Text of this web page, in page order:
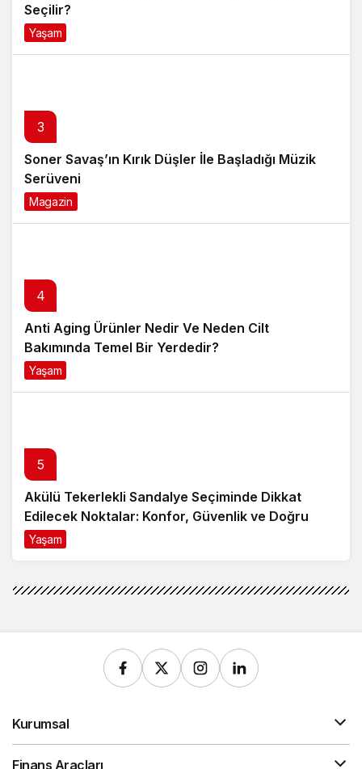
Seçilir?
Yaşam
3
Soner Savaş’ın Kırık Düşler İle Başladığı Müzik
Serüveni
Magazin
4
Anti Aging Ürünler Nedir Ve Neden Cilt
Bakımında Temel Bir Yerdedir?
Yaşam
5
Akülü Tekerlekli Sandalye Seçiminde Dikkat
Edilecek Noktalar: Konfor, Güvenlik ve Doğru
Model Tercihi
Yaşam
Kurumsal
Finans Araçları